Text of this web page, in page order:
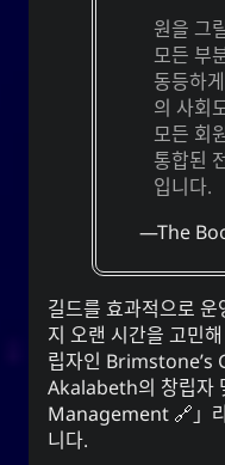
원을 그
모든 부
동등하
의 사회
모든 회
통합된
입니다.
The
길드를 효과적으로
지 오랜 시간을 고민
립자인 Brimstone’s
Akalabeth의 창립자
Management
니다.
CC-BY-SA